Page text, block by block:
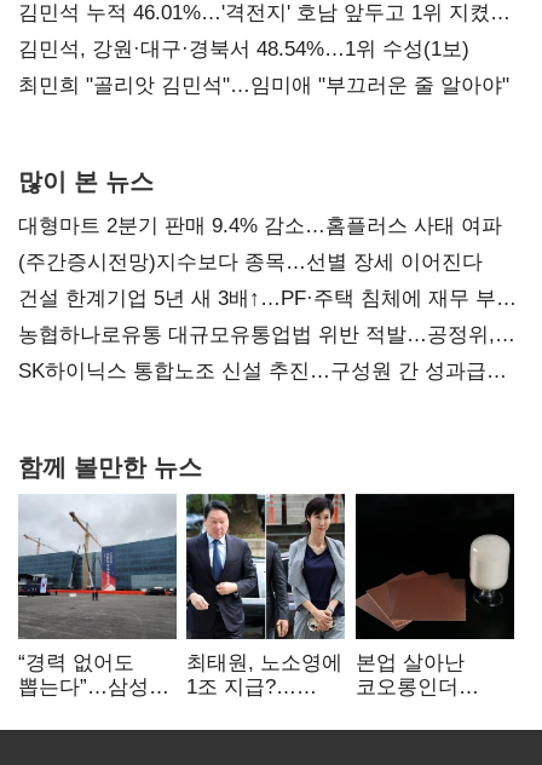
김민석 누적 46.01%…'격전지' 호남 앞두고 1위 지켰다
(2보)
김민석, 강원·대구·경북서 48.54%…1위 수성(1보)
최민희 "골리앗 김민석"…임미애 "부끄러운 줄 알아야"
많이 본 뉴스
대형마트 2분기 판매 9.4% 감소…홈플러스 사태 여파
(주간증시전망)지수보다 종목…선별 장세 이어진다
건설 한계기업 5년 새 3배↑…PF·주택 침체에 재무 부담
확대
농협하나로유통 대규모유통업법 위반 적발…공정위,
과징금 4억6200만원 부과
SK하이닉스 통합노조 신설 추진…구성원 간 성과급
함께 볼만한 뉴스
“경력 없어도
뽑는다”…삼성
반도체 인재
최태원, 노소영에
1조 지급?…
본업 살아난
코오롱인더
배터리 소재로